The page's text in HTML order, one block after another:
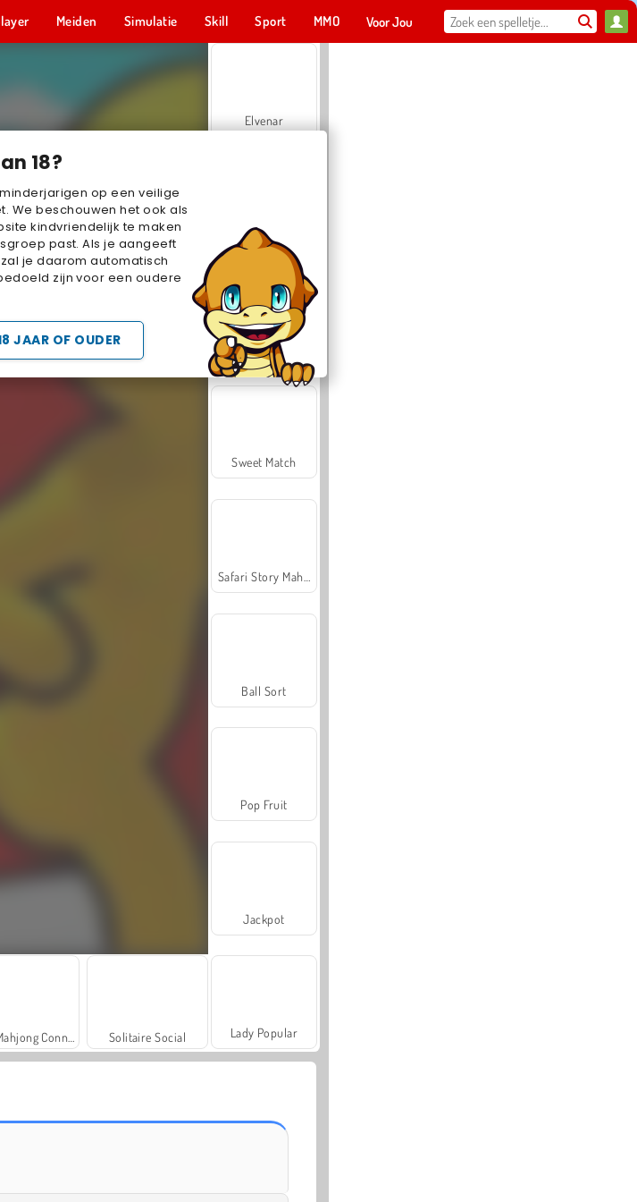
18?
op een veilige
We beschouwen het ook als
kindvriendelijk te maken
past. Als je aangeeft
je daarom automatisch
zijn voor een oudere
JAAR OF OUDER
Meiden Simulatie Skill Sport MMO Voor Jou
Solitaire Social
Elvenar
Sweet Match
Ball Sort
Pop Fruit
Jackpot
Lady Popular